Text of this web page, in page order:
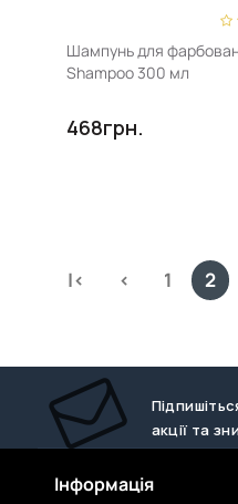
Шампунь для
Shampoo 300 мл
468грн.
|< < 1 2
акції та
Інформація